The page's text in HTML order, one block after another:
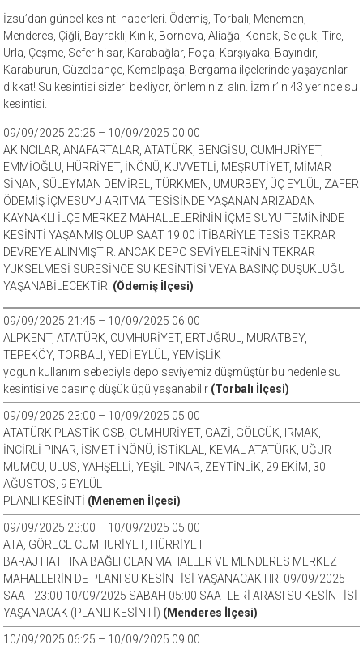
İzsu’dan güncel kesinti haberleri. Ödemiş, Torbalı, Menemen,
Menderes, Çiğli, Bayraklı, Kınık, Bornova, Aliağa, Konak, Selçuk, Tire,
Urla, Çeşme, Seferihisar, Karabağlar, Foça, Karşıyaka, Bayındır,
Karaburun, Güzelbahçe, Kemalpaşa, Bergama ilçelerinde yaşayanlar
dikkat! Su kesintisi sizleri bekliyor, önleminizi alın. İzmir’in 43 yerinde su
kesintisi.
09/09/2025 20:25 – 10/09/2025 00:00
AKINCILAR, ANAFARTALAR, ATATÜRK, BENGİSU, CUMHURİYET,
EMMİOĞLU, HÜRRİYET, İNÖNÜ, KUVVETLİ, MEŞRUTİYET, MİMAR
SİNAN, SÜLEYMAN DEMİREL, TÜRKMEN, UMURBEY, ÜÇ EYLÜL, ZAFER
ÖDEMİŞ İÇMESUYU ARITMA TESİSİNDE YAŞANAN ARIZADAN
KAYNAKLI İLÇE MERKEZ MAHALLELERİNİN İÇME SUYU TEMİNİNDE
KESİNTİ YAŞANMIŞ OLUP SAAT 19:00 İTİBARİYLE TESİS TEKRAR
DEVREYE ALINMIŞTIR. ANCAK DEPO SEVİYELERİNİN TEKRAR
YÜKSELMESİ SÜRESİNCE SU KESİNTİSİ VEYA BASINÇ DÜŞÜKLÜĞÜ
YAŞANABİLECEKTİR. (Ödemiş İlçesi)
09/09/2025 21:45 – 10/09/2025 06:00
ALPKENT, ATATÜRK, CUMHURİYET, ERTUĞRUL, MURATBEY,
TEPEKÖY, TORBALI, YEDİ EYLÜL, YEMİŞLİK
yogun kullanım sebebiyle depo seviyemiz düşmüştür bu nedenle su
kesintisi ve basınç düşüklügü yaşanabilir (Torbalı İlçesi)
09/09/2025 23:00 – 10/09/2025 05:00
ATATÜRK PLASTİK OSB, CUMHURİYET, GAZİ, GÖLCÜK, IRMAK,
İNCİRLİ PINAR, İSMET İNÖNÜ, İSTİKLAL, KEMAL ATATÜRK, UĞUR
MUMCU, ULUS, YAHŞELLİ, YEŞİL PINAR, ZEYTİNLİK, 29 EKİM, 30
AĞUSTOS, 9 EYLÜL
PLANLI KESİNTİ (Menemen İlçesi)
09/09/2025 23:00 – 10/09/2025 05:00
ATA, GÖRECE CUMHURİYET, HÜRRİYET
BARAJ HATTINA BAĞLI OLAN MAHALLER VE MENDERES MERKEZ
MAHALLERİN DE PLANI SU KESİNTİSİ YAŞANACAKTIR. 09/09/2025
SAAT 23:00 10/09/2025 SABAH 05:00 SAATLERİ ARASI SU KESİNTİSİ
YAŞANACAK (PLANLI KESİNTİ) (Menderes İlçesi)
10/09/2025 06:25 – 10/09/2025 09:00